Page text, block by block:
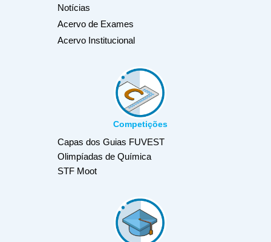
Notícias
Acervo de Exames
Acervo Institucional
Competições
Capas dos Guias FUVEST
Olimpíadas de Química
STF Moot